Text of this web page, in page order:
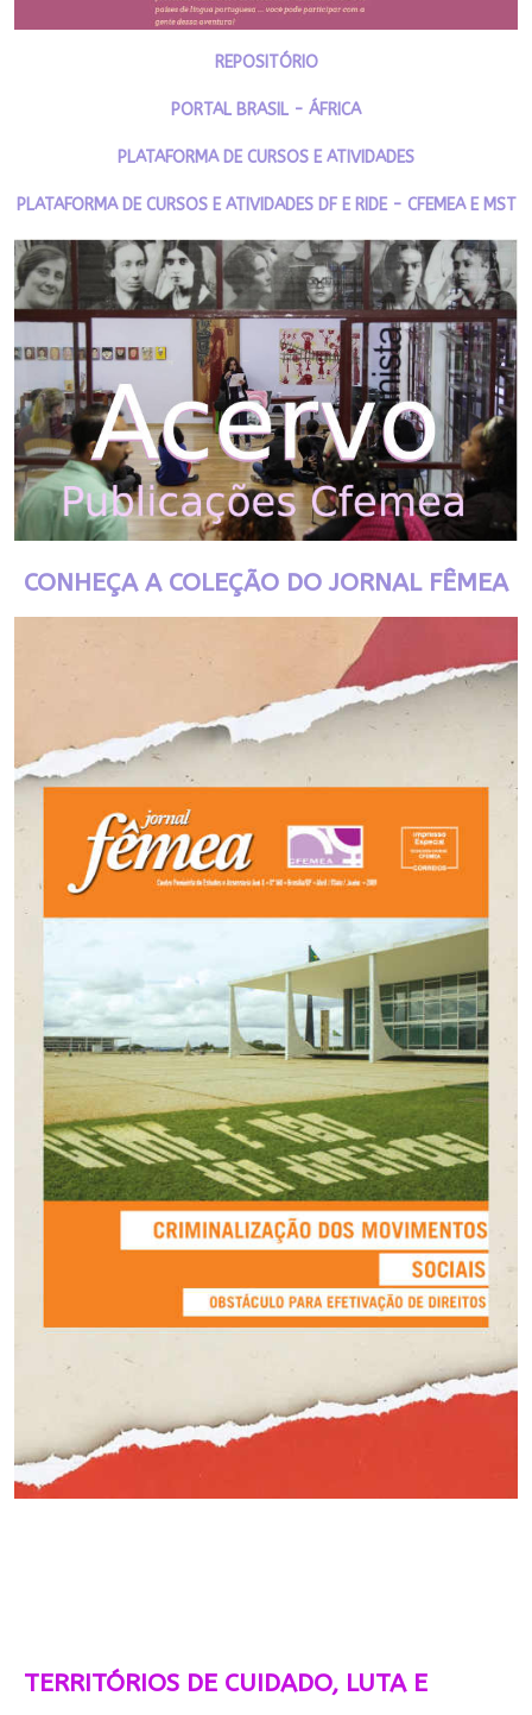
REPOSITÓRIO
PORTAL BRASIL - ÁFRICA
PLATAFORMA DE CURSOS E ATIVIDADES
PLATAFORMA DE CURSOS E ATIVIDADES DF E RIDE - CFEMEA E MST
CONHEÇA A COLEÇÃO DO JORNAL FÊMEA
TERRITÓRIOS DE CUIDADO, LUTA E